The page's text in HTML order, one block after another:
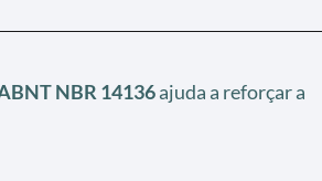
NBR 14136ajuda a reforçar a